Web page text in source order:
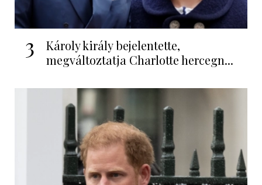
3
Károly király bejelentette,
megváltoztatja Charlotte hercegn...